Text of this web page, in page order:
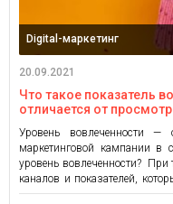
Digital-маркетинг
20.09.2021
Что такое показатель
отличается от
Уровень вовлеченности —
маркетинговой кампании в
уровень вовлеченности? При
каналов и показателей,
может быть сложно понять,